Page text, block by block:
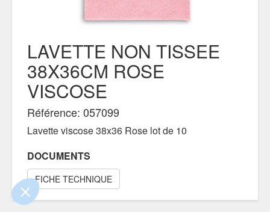
le contenu de ce site vous intéresse
certifiés par
Je choisis OK pour moi
LAVETTE NON TISSEE
38X36CM ROSE
VISCOSE
Référence: 057099
Lavette viscose 38x36 Rose lot de 10
DOCUMENTS
FICHE TECHNIQUE